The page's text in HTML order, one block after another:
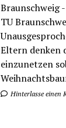
Braunschweig
TU
Eltern denken
einzunetzen
Hinterlasse einen